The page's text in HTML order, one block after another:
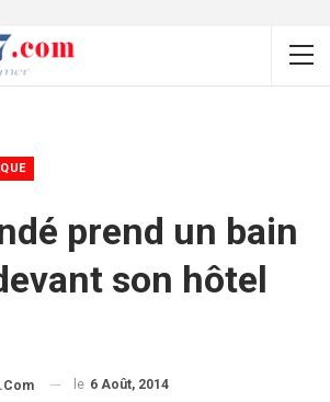
prend un bain
son hôtel
le 6 Août, 2014